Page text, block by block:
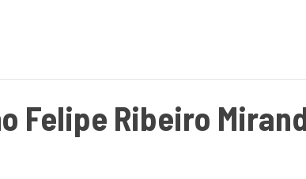
Felipe Ribeiro